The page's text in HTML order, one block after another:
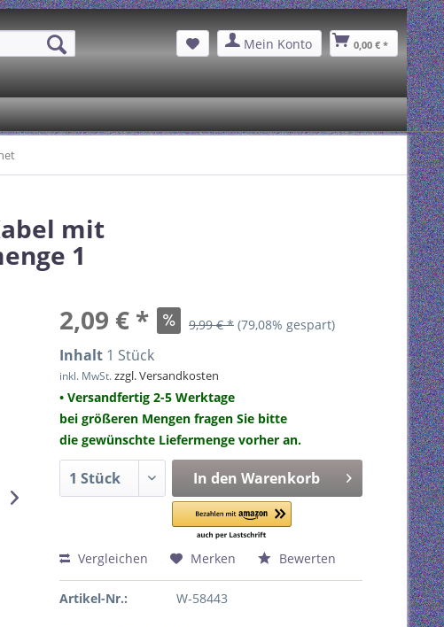
Mein Konto 0,00 € *
mit
1
2,09 € *
9,99 € * (79,08% gespart)
Inhalt 1 Stück
inkl. MwSt.zzgl. Versandkosten
• Versandfertig 2-5 Werktage
bei größeren Mengen fragen Sie bitte
die gewünschte Liefermenge vorher an.
In den Warenkorb
Vergleichen Merken Bewerten
Artikel-Nr.: W-58443